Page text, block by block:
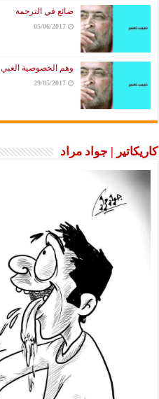
ضائع في الترجمة
05/06/2017
وهم الخصوصية الغبي
29/05/2017
كاريكاتير | جواد مراد